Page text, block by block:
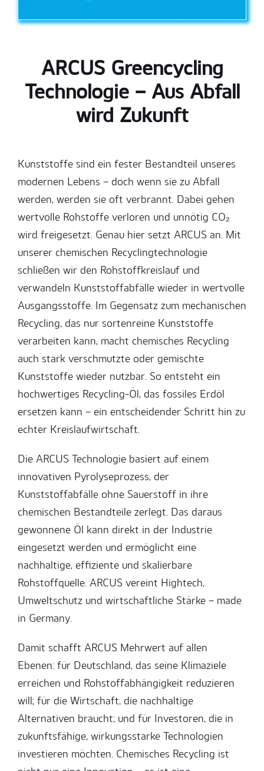
ARCUS Greencycling
Technologie – Aus Abfall
wird Zukunft
Kunststoffe sind ein fester Bestandteil unseres
modernen Lebens – doch wenn sie zu Abfall
werden, werden sie oft verbrannt. Dabei gehen
wertvolle Rohstoffe verloren und unnötig CO₂
wird freigesetzt. Genau hier setzt ARCUS an. Mit
unserer chemischen Recyclingtechnologie
schließen wir den Rohstoffkreislauf und
verwandeln Kunststoffabfälle wieder in wertvolle
Ausgangsstoffe. Im Gegensatz zum mechanischen
Recycling, das nur sortenreine Kunststoffe
verarbeiten kann, macht chemisches Recycling
auch stark verschmutzte oder gemischte
Kunststoffe wieder nutzbar. So entsteht ein
hochwertiges Recycling-Öl, das fossiles Erdöl
ersetzen kann – ein entscheidender Schritt hin zu
echter Kreislaufwirtschaft.
Die ARCUS Technologie basiert auf einem
innovativen Pyrolyseprozess, der
Kunststoffabfälle ohne Sauerstoff in ihre
chemischen Bestandteile zerlegt. Das daraus
gewonnene Öl kann direkt in der Industrie
eingesetzt werden und ermöglicht eine
nachhaltige, effiziente und skalierbare
Rohstoffquelle. ARCUS vereint Hightech,
Umweltschutz und wirtschaftliche Stärke – made
in Germany.
Damit schafft ARCUS Mehrwert auf allen
Ebenen: für Deutschland, das seine Klimaziele
erreichen und Rohstoffabhängigkeit reduzieren
will; für die Wirtschaft, die nachhaltige
Alternativen braucht; und für Investoren, die in
zukunftsfähige, wirkungsstarke Technologien
investieren möchten. Chemisches Recycling ist